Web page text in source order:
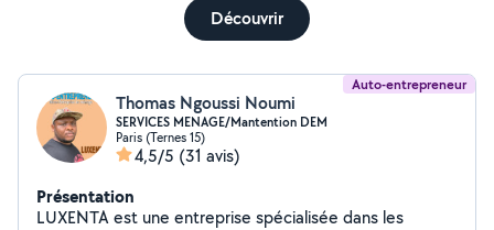
Découvrir
Auto-entrepreneur
Thomas Ngoussi Noumi
SERVICES MENAGE/Mantention DEM
Paris (Ternes 15)
4,5/5 (31 avis)
Présentation
LUXENTA est une entreprise spécialisée dans les